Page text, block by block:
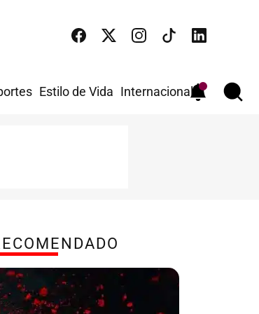
Estilo de Vida Internacional